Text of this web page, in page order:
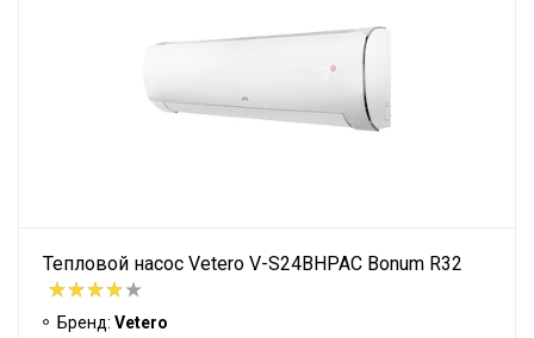
Тепловой насос Vetero V-S24BHPAC Bonum R32
Бренд: Vetero